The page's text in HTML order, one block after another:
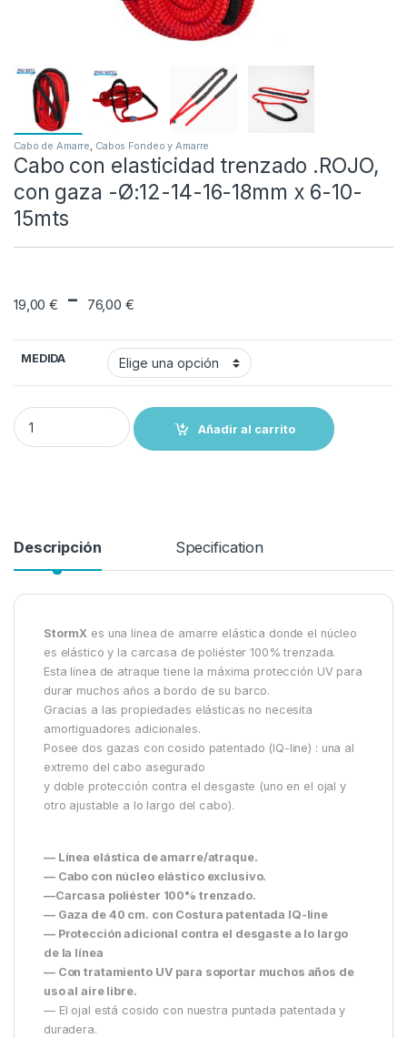
Cabo de Amarre, Cabos Fondeo y Amarre
Cabo con elasticidad trenzado .ROJO,
con gaza -Ø:12-14-16-18mm x 6-10-
15mts
19,00€ - 76,00 €Rango de precios:
MEDIDA
Cabo con elasticidad trenzado .ROJO, con gaza -Ø:12-14-16-
Añadir al carrito
Descripción Specification
StormX es una línea de amarre elástica donde el núcleo
es elástico y la carcasa de poliéster 100% trenzada.
Esta línea de atraque tiene la máxima protección UV para
durar muchos años a bordo de su barco.
Gracias a las propiedades elásticas no necesita
amortiguadores adicionales.
Posee dos gazas con cosido patentado (IQ-line) : una al
extremo del cabo asegurado
y doble protección contra el desgaste (uno en el ojal y
otro ajustable a lo largo del cabo).
— Línea elástica de amarre/atraque.
— Cabo con núcleo elástico exclusivo.
—Carcasa poliéster 100% trenzado.
— Gaza de 40 cm. con Costura patentada IQ-line
— Protección adicional contra el desgaste a lo largo
de la línea
— Con tratamiento UV para soportar muchos años de
uso al aire libre.
— El ojal está cosido con nuestra puntada patentada y
duradera.